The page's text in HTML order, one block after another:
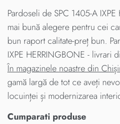
Pardoseli de SPC 1405-A
mai bună alegere pentru cei
bun raport calitate-preț bun.
IXPE HERRINGBONE - livrari
În magazinele noastre din
gamă largă de tot ce aveți
locuinței și modernizarea
Cumparati produse